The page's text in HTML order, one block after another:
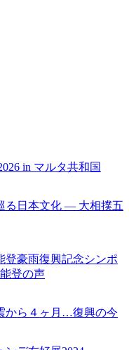
in マルタ共和国
る日本文化 ― 大相撲五
登豪雨復興記念シンポ
登の声
から４ヶ月…復興の今